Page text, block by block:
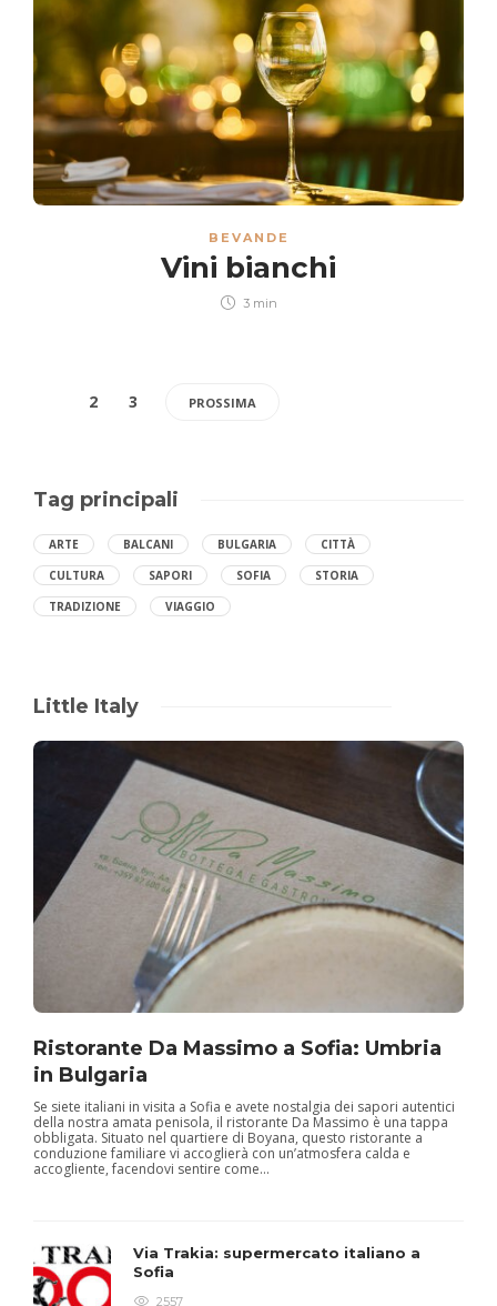
BEVANDE
Vini bianchi
3 min
2 3 PROSSIMA
Tag principali
ARTE BALCANI BULGARIA
CITTÀ
CULTURA
SAPORI SOFIA
STORIA
TRADIZIONE
VIAGGIO
Little Italy
Ristorante Da Massimo a Sofia: Umbria
in Bulgaria
Se siete italiani in visita a Sofia e avete nostalgia dei sapori autentici
della nostra amata penisola, il ristorante Da Massimo è una tappa
obbligata. Situato nel quartiere di Boyana, questo ristorante a
conduzione familiare vi accoglierà con un’atmosfera calda e
accogliente, facendovi sentire come...
Via Trakia: supermercato italiano a
Sofia
2557